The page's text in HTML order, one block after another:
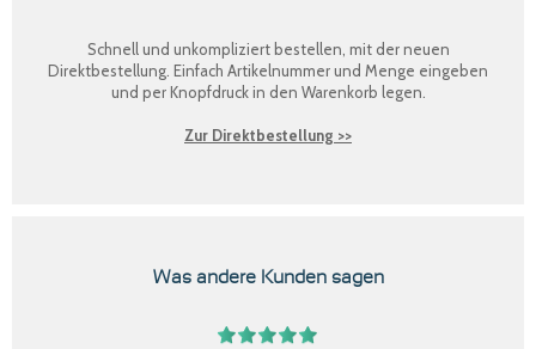
Schnell und unkompliziert bestellen, mit der neuen
Direktbestellung . Einfach Artikelnummer und Menge eingeben
und per Knopfdruck in den Warenkorb legen.
Zur Direktbestellung >>
Was andere Kunden sagen